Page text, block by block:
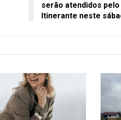
serão atendidos
Itinerante neste